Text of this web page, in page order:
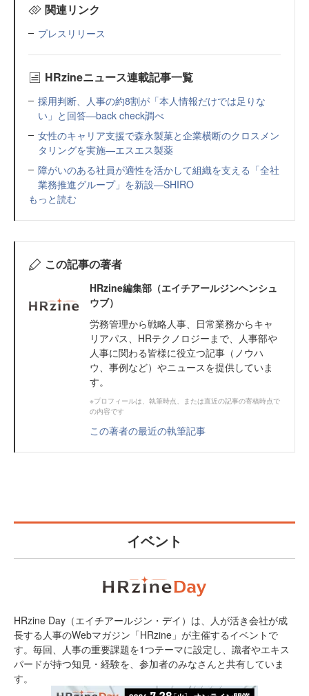
関連リンク
プレスリリース
HRzineニュース連載記事一覧
採用判断、人事の約8割が「本人情報だけでは足りな
い」と回答—back check調べ
女性のキャリア支援で森永製菓と企業横断のクロスメン
タリングを実施—エスエス製薬
障がいのある社員が適性を活かして組織を支える「全社
業務推進グループ」を新設—SHIRO
もっと読む
この記事の著者
HRzine編集部（エイチアールジンヘンシュ
ウブ）
労務管理から戦略人事、日常業務からキャ
リアパス、HRテクノロジーまで、人事部や
人事に関わる皆様に役立つ記事（ノウハ
ウ、事例など）やニュースを提供していま
す。
※プロフィールは、執筆時点、または直近の記事の寄稿時点で
の内容です
この著者の最近の執筆記事
イベント
HRzine Day（エイチアールジン・デイ）は、人が活き会社が成
長する人事のWebマガジン「HRzine」が主催するイベントで
す。毎回、人事の重要課題を1つテーマに設定し、識者やエキス
パードが持つ知見・経験を、参加者のみなさんと共有していま
す。